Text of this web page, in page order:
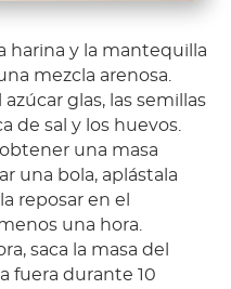
harina y la mantequilla
mezcla arenosa.
glas, las semillas
de sal y los huevos.
una masa
una bola, aplástala
reposar en el
una hora.
saca la masa del
fuera durante 10